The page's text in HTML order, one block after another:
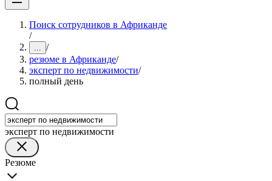
Поиск сотрудников в Африканде
/
... /
резюме в Африканде/
эксперт по недвижимости/
полный день
эксперт по недвижимости
Резюме